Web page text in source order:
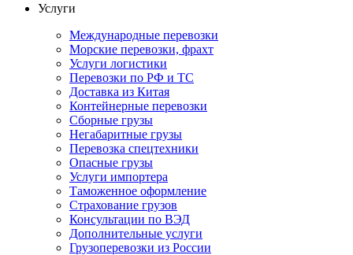
Услуги
Международные перевозки
Морские перевозки, фрахт
Услуги логистики
Перевозки по РФ и ТС
Доставка из Китая
Контейнерные перевозки
Сборные грузы
Негабаритные грузы
Перевозка спецтехники
Опасные грузы
Услуги импортера
Таможенное оформление
Страхование грузов
Консультации по ВЭД
Дополнительные услуги
Грузоперевозки из России